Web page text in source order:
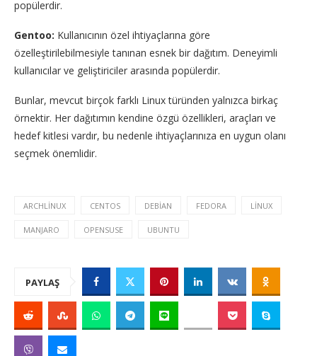
popülerdir.
Gentoo: Kullanıcının özel ihtiyaçlarına göre
özelleştirilebilmesiyle tanınan esnek bir dağıtım. Deneyimli
kullanıcılar ve geliştiriciler arasında popülerdir.
Bunlar, mevcut birçok farklı Linux türünden yalnızca birkaç
örnektir. Her dağıtımın kendine özgü özellikleri, araçları ve
hedef kitlesi vardır, bu nedenle ihtiyaçlarınıza en uygun olanı
seçmek önemlidir.
ARCHLINUX CENTOS DEBIAN FEDORA LINUX
MANJARO OPENSUSE UBUNTU
PAYLAŞ